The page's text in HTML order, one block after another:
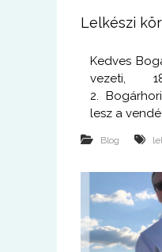
Lelkészi
Kedves
vezeti,
2.
lesz a
Blog